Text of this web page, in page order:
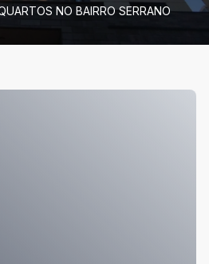
NO BAIRRO SERRANO